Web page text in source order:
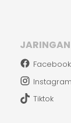
Facebook
Instagram
Tiktok